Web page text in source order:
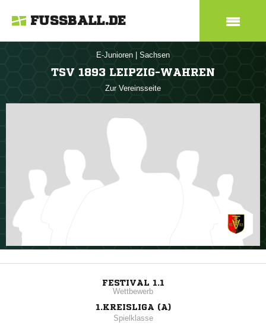
FUSSBALL.DE
E-Junioren Sachsen
TSV 1893 LEIPZIG-WAHREN
Zur Vereinsseite
FESTIVAL 1.1
Wettbewerb
1.KREISLIGA (A)
Spielklasse